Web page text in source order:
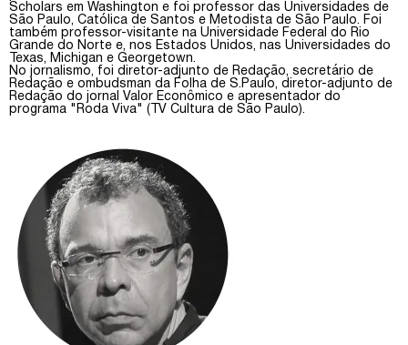
Scholars em Washington e foi professor das Universidades de
São Paulo, Católica de Santos e Metodista de São Paulo. Foi
também professor-visitante na Universidade Federal do Rio
Grande do Norte e, nos Estados Unidos, nas Universidades do
Texas, Michigan e Georgetown.
No jornalismo, foi diretor-adjunto de Redação, secretário de
Redação e ombudsman da Folha de S.Paulo, diretor-adjunto de
Redação do jornal Valor Econômico e apresentador do
programa "Roda Viva" (TV Cultura de São Paulo).